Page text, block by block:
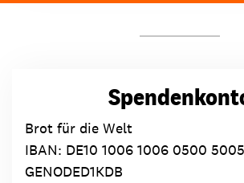
Brot für die Welt
IBAN: DE10 1006 1006 0500
GENODED1KDB